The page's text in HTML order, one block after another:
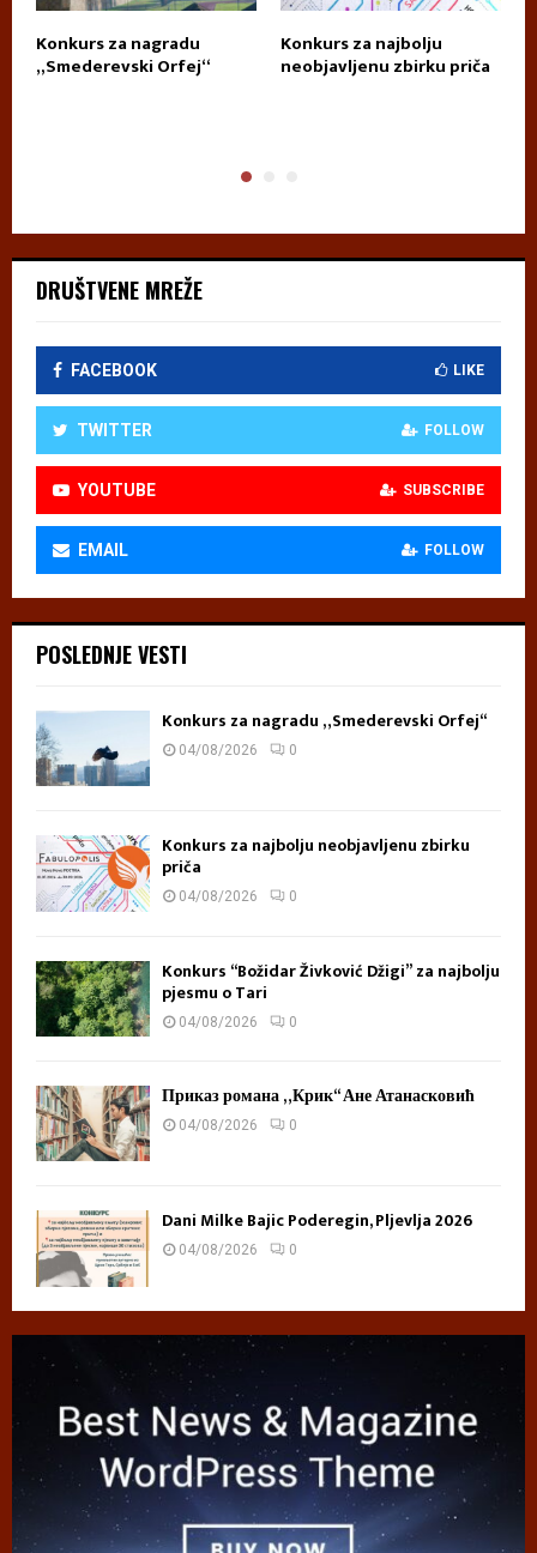
Konkurs za nagradu
„Smederevski Orfej“
Konkurs za najbolju
neobjavljenu zbirku priča
DRUŠTVENE MREŽE
FACEBOOK LIKE
TWITTER FOLLOW
YOUTUBE SUBSCRIBE
EMAIL FOLLOW
POSLEDNJE VESTI
Konkurs za nagradu „Smederevski Orfej“
04/08/2026 0
Konkurs za najbolju neobjavljenu zbirku
priča
04/08/2026 0
Konkurs “Božidar Živković Džigi” za najbolju
pjesmu o Tari
04/08/2026 0
Приказ романа „Крик“ Ане Атанасковић
04/08/2026 0
Dani Milke Bajic Poderegin, Pljevlja 2026
04/08/2026 0